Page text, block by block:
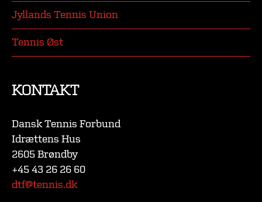
Jyllands Tennis Union
Tennis Øst
KONTAKT
Dansk Tennis Forbund
Idrættens Hus
2605 Brøndby
+45 43 26 26 60
dtf@tennis.dk